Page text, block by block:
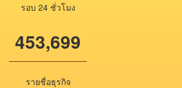
รอบ 24 ชั่วโมง
453,699
รายชื่อธุรกิจ